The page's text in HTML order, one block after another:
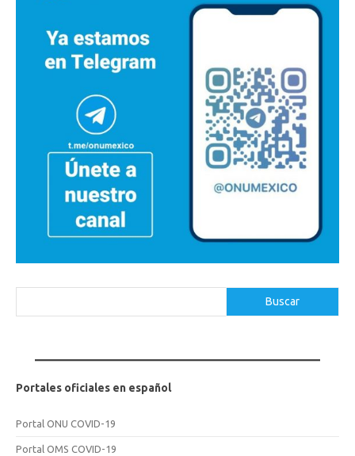
Buscar
Portales oficiales en español
Portal ONU COVID-19
Portal OMS COVID-19